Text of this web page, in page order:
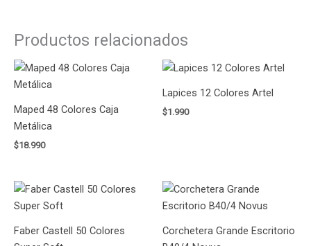
Productos relacionados
Maped 48 Colores Caja
Metálica
$18.990
Lapices 12 Colores Artel
$1.990
Faber Castell 50 Colores
Corchetera Grande Escritorio